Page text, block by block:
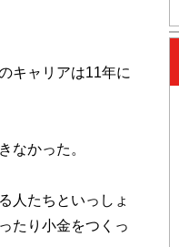
キャリアは11年に
なかった。
人たちといっしょ
たり小金をつくっ